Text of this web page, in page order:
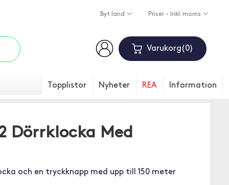
Byt land Priser - Inkl. moms
Varukorg 0
Topplistor Nyheter REA Information
Dörrklocka Med
och en tryckknapp med upp till 150 meter